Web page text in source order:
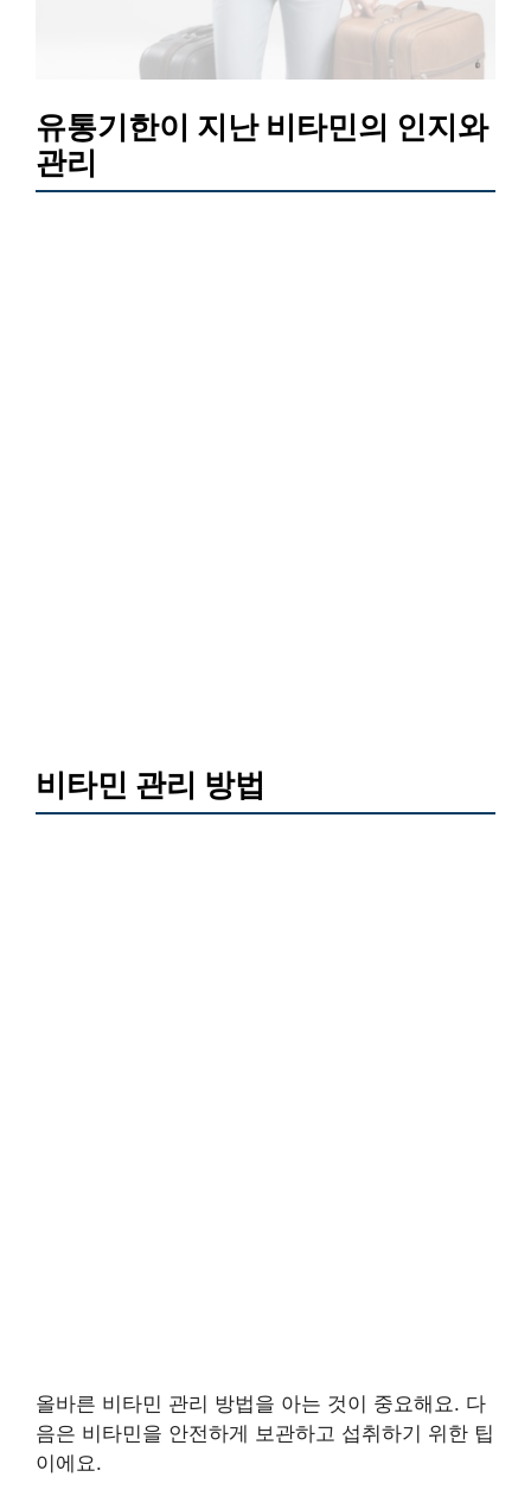
유통기한이 지난 비타민의 인지와
관리
비타민 관리 방법
올바른 비타민 관리 방법을 아는 것이 중요해요. 다
음은 비타민을 안전하게 보관하고 섭취하기 위한 팁
이에요.